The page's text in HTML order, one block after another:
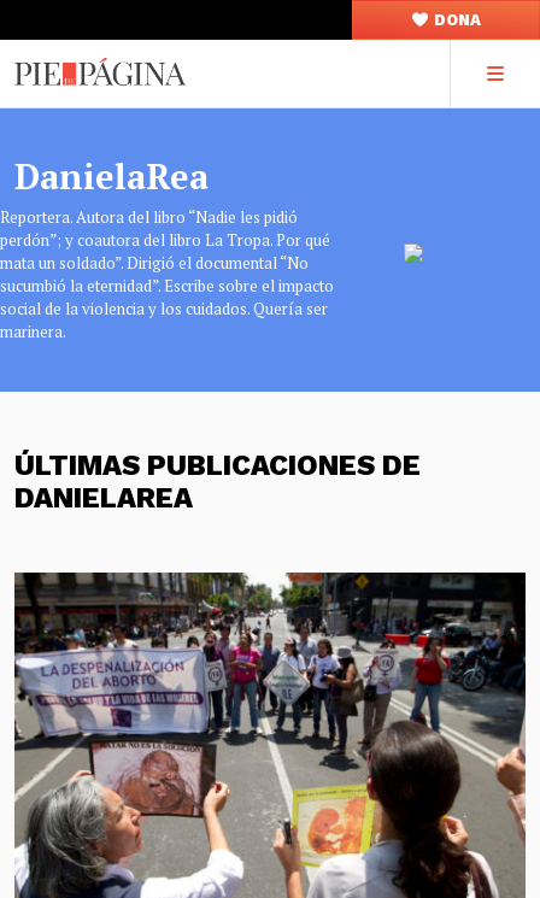
DONA
DanielaRea
Reportera. Autora del libro “Nadie les pidió
perdón”; y coautora del libro La Tropa. Por qué
mata un soldado”. Dirigió el documental “No
sucumbió la eternidad”. Escribe sobre el impacto
social de la violencia y los cuidados. Quería ser
marinera.
ÚLTIMAS PUBLICACIONES DE
DANIELAREA